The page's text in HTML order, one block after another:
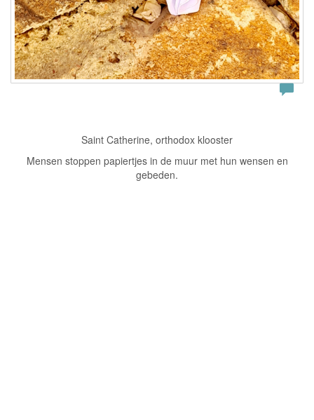
Saint Catherine, orthodox klooster
Mensen stoppen papiertjes in de muur met hun wensen en
gebeden.